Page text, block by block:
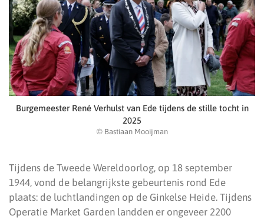
Burgemeester René Verhulst van Ede tijdens de stille tocht in
2025
© Bastiaan Mooijman
Tijdens de Tweede Wereldoorlog, op 18 september
1944, vond de belangrijkste gebeurtenis rond Ede
plaats: de luchtlandingen op de Ginkelse Heide. Tijdens
Operatie Market Garden landden er ongeveer 2200